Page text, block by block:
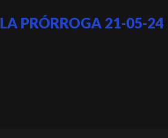
LA PRÓRROGA 21-05-24